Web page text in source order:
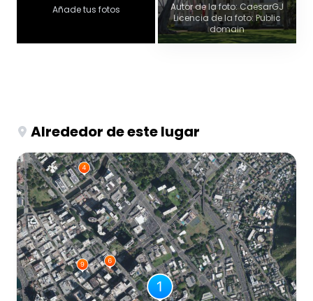
Añade tus fotos
Autor de la foto: CaesarGJ
Licencia de la foto: Public
domain
Alrededor de este lugar